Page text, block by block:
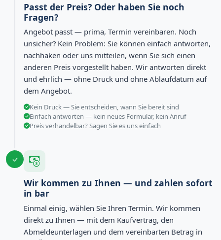
Passt der Preis? Oder haben Sie noch
Fragen?
Angebot passt — prima, Termin vereinbaren. Noch
unsicher? Kein Problem: Sie können einfach antworten,
nachhaken oder uns mitteilen, wenn Sie sich einen
anderen Preis vorgestellt haben. Wir antworten direkt
und ehrlich — ohne Druck und ohne Ablaufdatum auf
dem Angebot.
Kein Druck — Sie entscheiden, wann Sie bereit sind
Einfach antworten — kein neues Formular, kein Anruf
Preis verhandelbar? Sagen Sie es uns einfach
Wir kommen zu Ihnen — und zahlen sofort
in bar
Einmal einig, wählen Sie Ihren Termin. Wir kommen
direkt zu Ihnen — mit dem Kaufvertrag, den
Abmeldeunterlagen und dem vereinbarten Betrag in